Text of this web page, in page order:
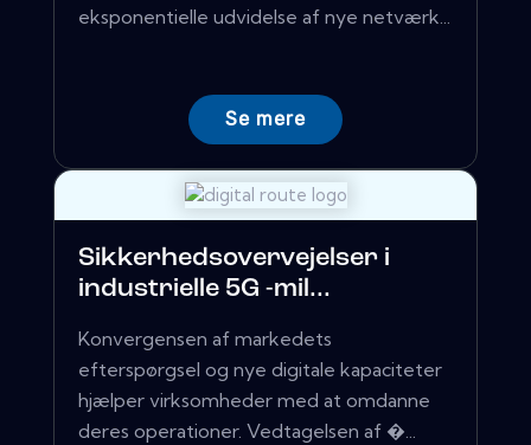
eksponentielle udvidelse af nye netværk...
Se mere
Sikkerhedsovervejelser i
industrielle 5G -mil...
Konvergensen af ​​markedets
efterspørgsel og nye digitale kapaciteter
hjælper virksomheder med at omdanne
deres operationer. Vedtagelsen af �...